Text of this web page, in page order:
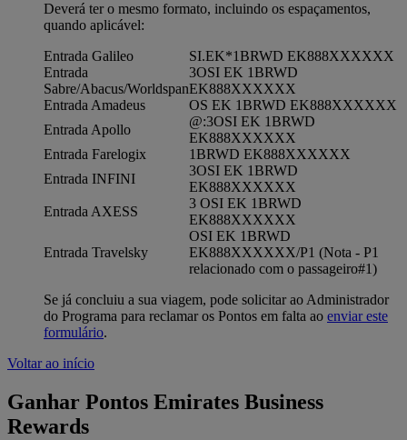
Deverá ter o mesmo formato, incluindo os espaçamentos,
quando aplicável:
Entrada Galileo
SI.EK*1BRWD EK888XXXXXX
Entrada
Sabre/Abacus/Worldspan
3OSI EK 1BRWD
EK888XXXXXX
Entrada Amadeus
OS EK 1BRWD EK888XXXXXX
Entrada Apollo
@:3OSI EK 1BRWD
EK888XXXXXX
Entrada Farelogix
1BRWD EK888XXXXXX
Entrada INFINI
3OSI EK 1BRWD
EK888XXXXXX
Entrada AXESS
3 OSI EK 1BRWD
EK888XXXXXX
Entrada Travelsky
OSI EK 1BRWD
EK888XXXXXX/P1 (Nota - P1
relacionado com o passageiro#1)
Se já concluiu a sua viagem, pode solicitar ao Administrador
do Programa para reclamar os Pontos em falta ao enviar este
formulário.
Voltar ao início
Ganhar Pontos Emirates Business
Rewards